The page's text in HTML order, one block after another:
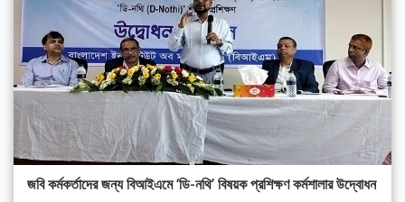
জবি কর্মকর্তাদের জন্য বিআইএমে ‘ডি-নথি’ বিষয়ক প্রশিক্ষণ কর্মশালার উদ্বোধন